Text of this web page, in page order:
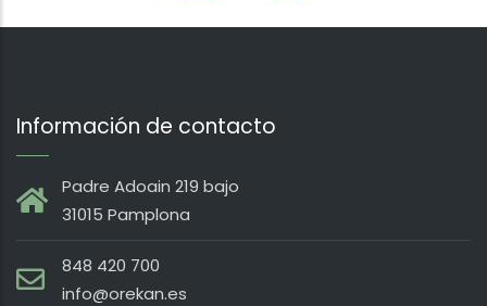
Información de contacto
Padre Adoain 219 bajo
31015 Pamplona
848 420 700
info@orekan.es